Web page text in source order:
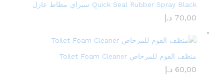
Quick Seal Rubber Spray Black سبراي مطاط عازل
70,00 د.إ
منظف الفوم للمرحاض Toilet Foam Cleaner
60,00 د.إ